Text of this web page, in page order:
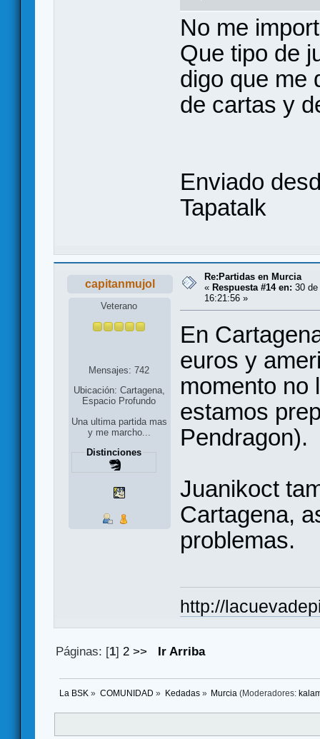
No me
Que tipo de
digo que me
de cartas y
Enviado
Tapatalk
capitanmujol
Veterano
Mensajes: 742
Ubicación: Cartagena,
Espacio Profundo
Una ultima partida mas
y me marcho...
Distinciones
Re:Partidas en Murcia
« Respuesta #14 en: 30
16:21:56 »
En
euros y
momento no
estamos
Pendragon).
Juanikoct
Cartagena,
problemas.
http://
Páginas: [1]2 >> Ir Arriba
La BSK » COMUNIDAD » Kedadas» Murcia (Moderadores: